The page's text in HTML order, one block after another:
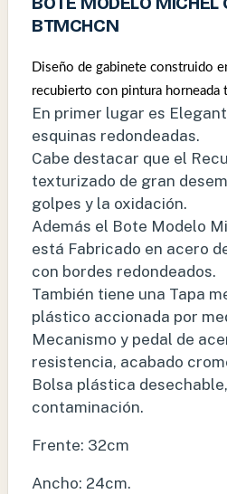
BTMCHCN
Diseño de gabinete construido
recubierto con pintura horneada
En primer lugar es
esquinas redondeadas.
Cabe destacar que el
texturizado de gran
golpes y la oxidación.
Además el Bote Modelo
está Fabricado en acero
con bordes redondeados.
También tiene una Tapa
plástico accionada por
Mecanismo y pedal de
resistencia, acabado
Bolsa plástica
contaminación.
Frente: 32cm
Ancho: 24cm.